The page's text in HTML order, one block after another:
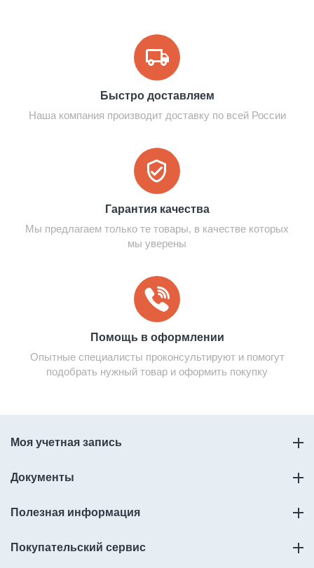
Быстро доставляем
Наша компания производит доставку по всей России
Гарантия качества
Мы предлагаем только те товары, в качестве которых
мы уверены
Помощь в оформлении
Опытные специалисты проконсультируют и помогут
подобрать нужный товар и оформить покупку
Моя учетная запись
Документы
Полезная информация
Покупательский сервис